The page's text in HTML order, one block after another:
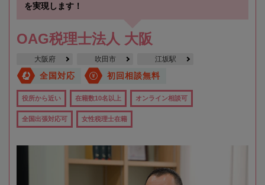
を実現します！
OAG税理士法人 大阪
大阪府 吹田市 江坂駅
全国対応 初回相談無料
役所から近い 在籍数10名以上 オンライン相談可
全国出張対応可 女性税理士在籍